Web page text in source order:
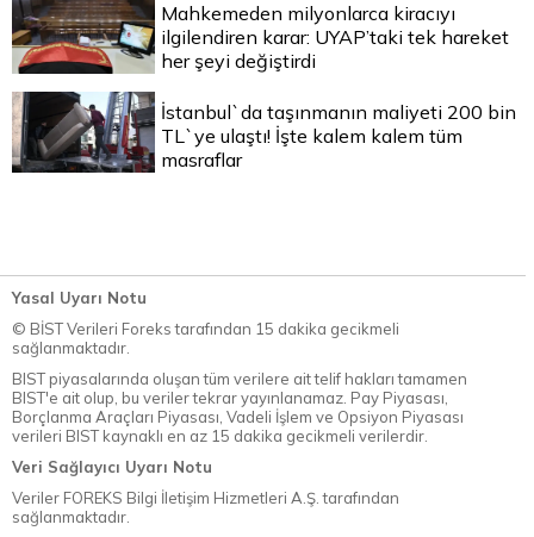
Mahkemeden milyonlarca kiracıyı
ilgilendiren karar: UYAP’taki tek hareket
her şeyi değiştirdi
İstanbul`da taşınmanın maliyeti 200 bin
TL`ye ulaştı! İşte kalem kalem tüm
masraflar
Yasal Uyarı Notu
© BİST Verileri Foreks tarafından 15 dakika gecikmeli
sağlanmaktadır.
BIST piyasalarında oluşan tüm verilere ait telif hakları tamamen
BIST'e ait olup, bu veriler tekrar yayınlanamaz. Pay Piyasası,
Borçlanma Araçları Piyasası, Vadeli İşlem ve Opsiyon Piyasası
verileri BIST kaynaklı en az 15 dakika gecikmeli verilerdir.
Veri Sağlayıcı Uyarı Notu
Veriler FOREKS Bilgi İletişim Hizmetleri A.Ş. tarafından
sağlanmaktadır.